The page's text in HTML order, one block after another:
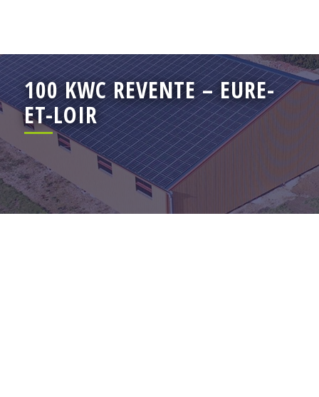
100 KWC REVENTE – EURE-
ET-LOIR